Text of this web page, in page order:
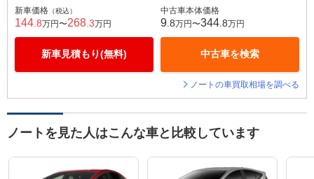
新車価格 （税込）
144 .8万円〜268 .3万円
新車見積もり(無料)
中古車本体価格
9 .8万円〜344 .8万円
中古車を検索
ノートの車買取相場を調べる
ノートを見た人はこんな車と比較しています